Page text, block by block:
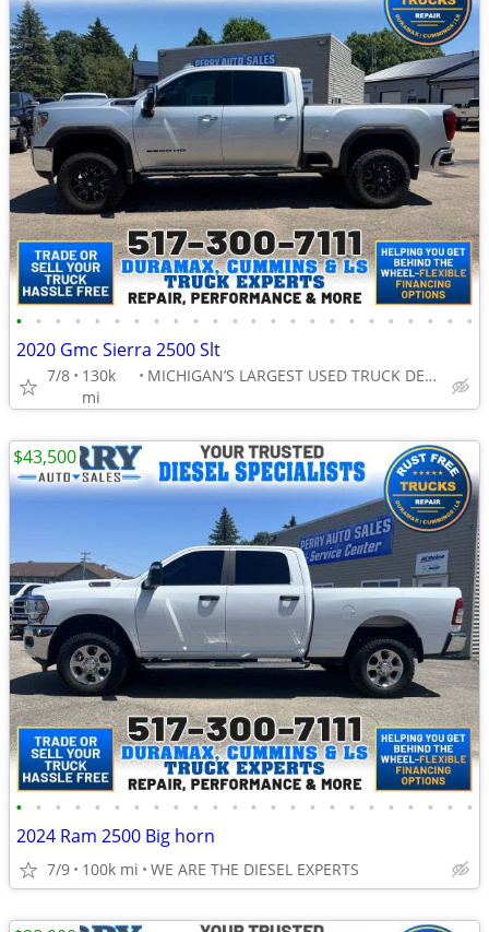
• • • • • • • • • • • • • • • • • • • • • • • •
2020 Gmc Sierra 2500 Slt
7/8
130k
mi
MICHIGAN’S LARGEST USED TRUCK DEALER
• • • • • • • • • • • • • • • • • • • • • • • •
2024 Ram 2500 Big horn
7/9 100k mi WE ARE THE DIESEL EXPERTS
$43,500